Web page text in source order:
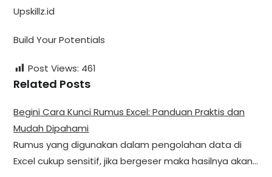
Upskillz.id
Build Your Potentials
Post Views: 461
Related Posts
Begini Cara Kunci Rumus Excel: Panduan Praktis dan
Mudah Dipahami
Rumus yang digunakan dalam pengolahan data di
Excel cukup sensitif, jika bergeser maka hasilnya akan…